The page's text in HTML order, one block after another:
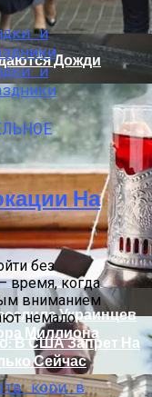
За Рубежом:
В США Запрет На
Сейчас
Дожди
Украинцев
Миллиона
На
без
время, когда
вниманием
немало